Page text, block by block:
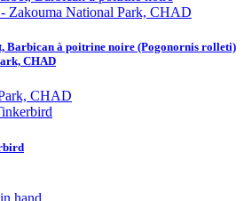
Barbican à poitrine noire (Pogonornis rolleti)
CHAD
CHAD